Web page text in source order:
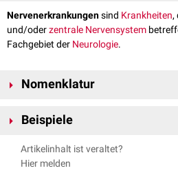
Nervenerkrankungensind Krankheiten,
und/oderzentrale Nervensystem
Fachgebiet der Neurologie.
Nomenklatur
der Literatur mit unterschiedlicher
besser alsNeuropathiengelabelt werden.
Beispiele
Amyotrophe Lateralsklerose
Artikelinhalt ist veraltet?
Hier melden